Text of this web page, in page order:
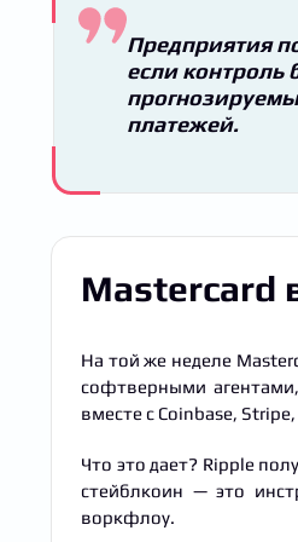
Предприятия
если контроль
платежей.
Mastercard
На той же неделе
софтверными
вместе с Coinbase,
Что это дает? Ripple
стейблкоин — это
воркфлоу.